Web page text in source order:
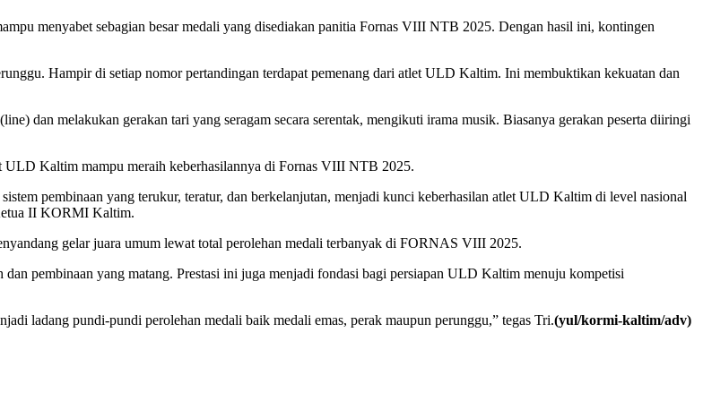
menyabet sebagian besar medali yang disediakan panitia Fornas VIII NTB 2025. Dengan hasil ini, kontingen
Hampir di setiap nomor pertandingan terdapat pemenang dari atlet ULD Kaltim. Ini membuktikan kekuatan dan
dan melakukan gerakan tari yang seragam secara serentak, mengikuti irama musik. Biasanya gerakan peserta diiringi
Kaltim mampu meraih keberhasilannya di Fornas VIII NTB 2025.
pembinaan yang terukur, teratur, dan berkelanjutan, menjadi kunci keberhasilan atlet ULD Kaltim di level nasional
II KORMI Kaltim.
gelar juara umum lewat total perolehan medali terbanyak di FORNAS VIII 2025.
pembinaan yang matang. Prestasi ini juga menjadi fondasi bagi persiapan ULD Kaltim menuju kompetisi
ladang pundi-pundi perolehan medali baik medali emas, perak maupun perunggu,” tegas Tri.(yul/kormi-kaltim/adv)